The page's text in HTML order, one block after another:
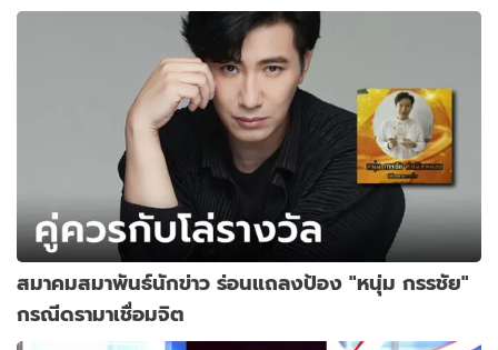
สมาคมสมาพันธ์นักข่าว ร่อนแถลงป้อง "หนุ่ม กรรชัย"
กรณีดรามาเชื่อมจิต